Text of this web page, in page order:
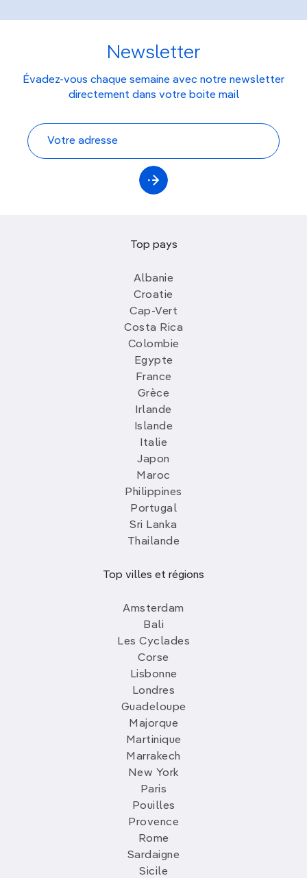
Newsletter
Évadez-vous chaque semaine avec notre newsletter
directement dans votre boite mail
Top pays
Albanie
Croatie
Cap-Vert
Costa Rica
Colombie
Egypte
France
Grèce
Irlande
Islande
Italie
Japon
Maroc
Philippines
Portugal
Sri Lanka
Thailande
Top villes et régions
Amsterdam
Bali
Les Cyclades
Corse
Lisbonne
Londres
Guadeloupe
Majorque
Martinique
Marrakech
New York
Paris
Pouilles
Provence
Rome
Sardaigne
Sicile